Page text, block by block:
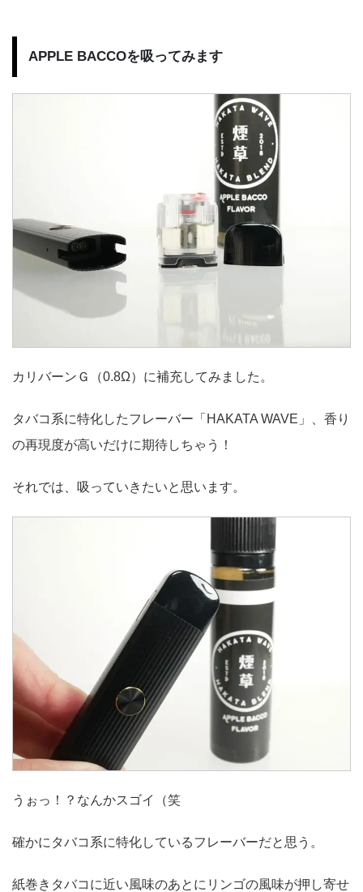
APPLE BACCOを吸ってみます
カリバーンＧ（0.8Ω）に補充してみました。
タバコ系に特化したフレーバー「HAKATA WAVE」、香り
の再現度が高いだけに期待しちゃう！
それでは、吸っていきたいと思います。
うぉっ！？なんかスゴイ（笑
確かにタバコ系に特化しているフレーバーだと思う。
紙巻きタバコに近い風味のあとにリンゴの風味が押し寄せ